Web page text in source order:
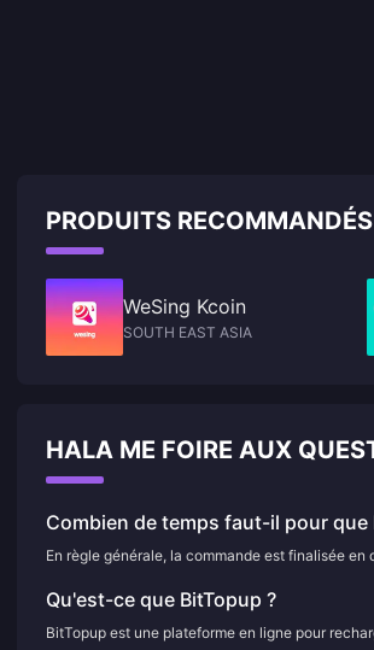
PRODUITS RECOMMANDÉS
WeSing Kcoin
SOUTH EAST ASIA
HALA ME FOIRE AUX
Combien de temps faut-il pour
En règle générale, la commande est finalisée
Qu'est-ce que BitTopup ?
BitTopup est une plateforme en ligne pour